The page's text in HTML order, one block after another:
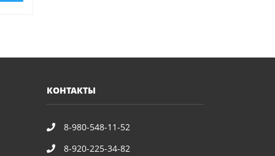
КОНТАКТЫ
8-980-548-11-52
8-920-225-34-82